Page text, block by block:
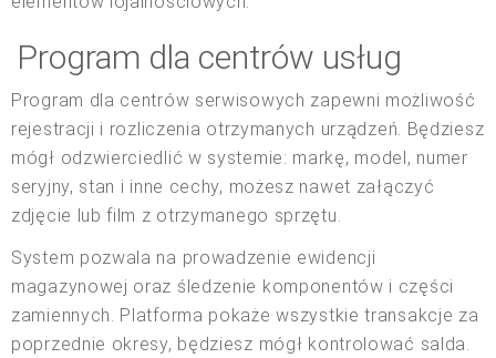
Program dla centrów usług
Program dla centrów serwisowych zapewni możliwość
rejestracji i rozliczenia otrzymanych urządzeń. Będziesz
mógł odzwierciedlić w systemie: markę, model, numer
seryjny, stan i inne cechy, możesz nawet załączyć
zdjęcie lub film z otrzymanego sprzętu.
System pozwala na prowadzenie ewidencji
magazynowej oraz śledzenie komponentów i części
zamiennych. Platforma pokaże wszystkie transakcje za
poprzednie okresy, będziesz mógł kontrolować salda.